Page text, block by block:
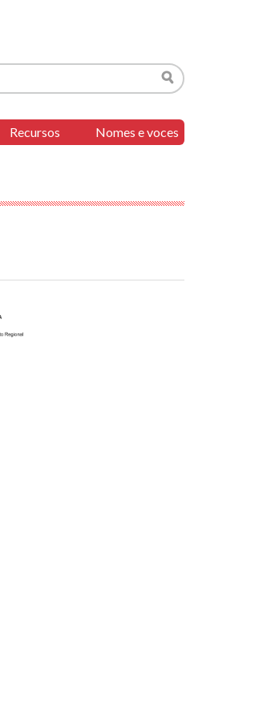
Buscar
Recursos Nomes e voces